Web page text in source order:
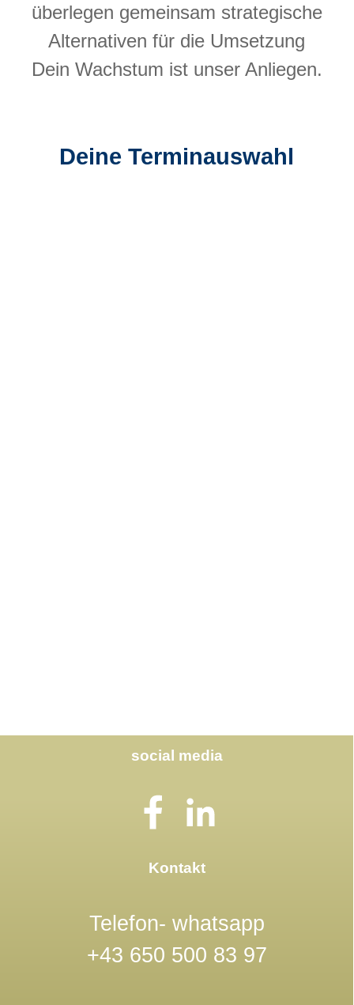
überlegen gemeinsam strategische
Alternativen für die Umsetzung
Dein Wachstum ist unser Anliegen.
Deine Terminauswahl
social media
Kontakt
Telefon- whatsapp
+43 650 500 83 97